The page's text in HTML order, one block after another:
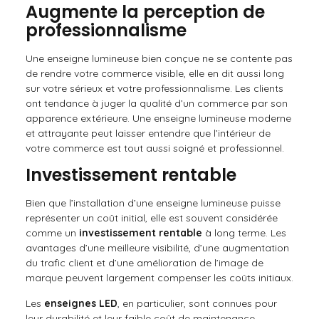
Augmente la perception de
professionnalisme
Une enseigne lumineuse bien conçue ne se contente pas
de rendre votre commerce visible, elle en dit aussi long
sur votre sérieux et votre professionnalisme. Les clients
ont tendance à juger la qualité d’un commerce par son
apparence extérieure. Une enseigne lumineuse moderne
et attrayante peut laisser entendre que l’intérieur de
votre commerce est tout aussi soigné et professionnel.
Investissement rentable
Bien que l’installation d’une enseigne lumineuse puisse
représenter un coût initial, elle est souvent considérée
comme un investissement rentable à long terme. Les
avantages d’une meilleure visibilité, d’une augmentation
du trafic client et d’une amélioration de l’image de
marque peuvent largement compenser les coûts initiaux.
Les enseignes LED , en particulier, sont connues pour